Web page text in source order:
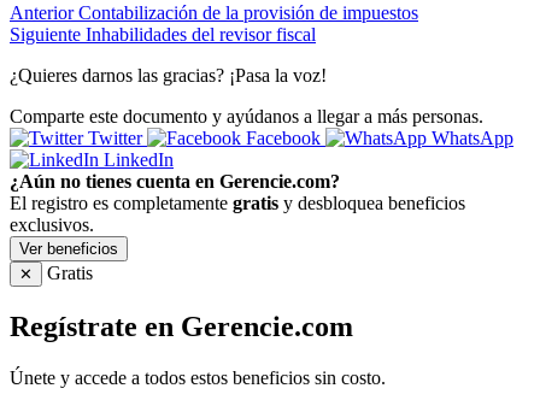
Anterior Contabilización de la provisión de impuestos
Siguiente Inhabilidades del revisor fiscal
¿Quieres darnos las gracias? ¡Pasa la voz!
Comparte este documento y ayúdanos a llegar a más personas.
Twitter
Facebook
WhatsApp
LinkedIn
¿Aún no tienes cuenta en Gerencie.com?
El registro es completamente gratis y desbloquea beneficios
exclusivos.
Ver beneficios
✕
Gratis
Regístrate en Gerencie.com
Únete y accede a todos estos beneficios sin costo.